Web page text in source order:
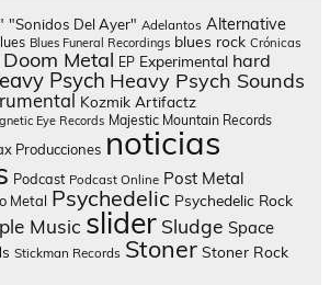
"Sonidos Del Ayer" Adelantos Alternative
Blues Funeral Recordings blues rock Crónicas
Doom Metal EP Experimental hard
Psych Heavy Psych Sounds
Kozmik Artifactz
Eye Records Majestic Mountain Records
Producciones noticias
Podcast Podcast Online Post Metal
Metal Psychedelic Psychedelic Rock
Music slider Sludge Space
Stickman Records Stoner Stoner Rock